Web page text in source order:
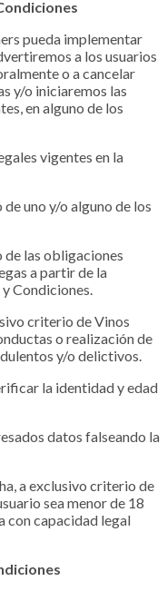
pueda implementar
a los usuarios
o a cancelar
y/o iniciaremos las
en alguno de los
vigentes en la
uno y/o alguno de los
las obligaciones
a partir de la
Condiciones.
criterio de Vinos
o realización de
y/o delictivos.
la identidad y edad
datos falseando la
a exclusivo criterio de
sea menor de 18
con capacidad legal